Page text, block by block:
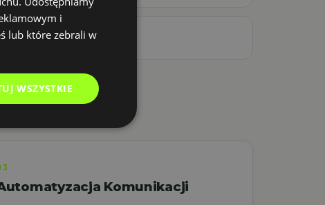
Komunikacji
i
lub które zebrali w
WSZYSTKIE